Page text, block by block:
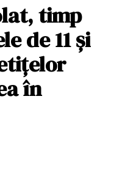
timp
de 11 și
în